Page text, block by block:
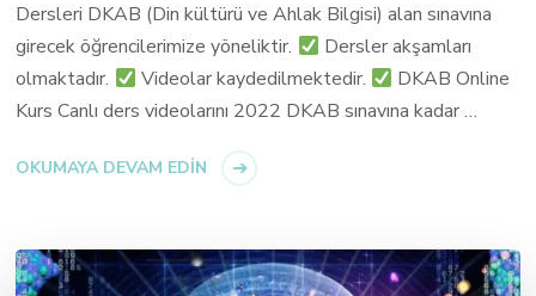
Dersleri DKAB (Din kültürü ve Ahlak Bilgisi) alan sınavına
girecek öğrencilerimize yöneliktir.
Dersler akşamları
olmaktadır.
Videolar kaydedilmektedir.
DKAB Online
Kurs Canlı ders videolarını 2022 DKAB sınavına kadar …
OKUMAYA DEVAM EDIN